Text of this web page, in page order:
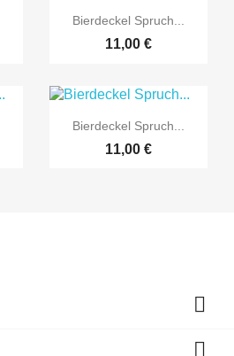
 Vorschau
Bierdeckel Spruch...
11,00 €
 Vorschau
Bierdeckel Spruch...
11,00 €

